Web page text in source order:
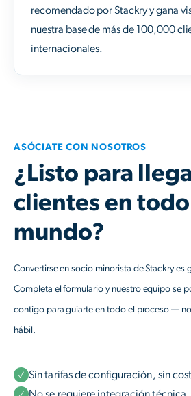
recomendado por Stackry y gana
nuestra base de más de 100,000
internacionales.
ASÓCIATE CON NOSOTROS
¿Listo para
clientes en todo
mundo?
Convertirse en socio minorista de Stackry es
Completa el formulario y nuestro equipo se
contigo para guiarte en todo el proceso —
hábil.
Sin tarifas de configuración, sin